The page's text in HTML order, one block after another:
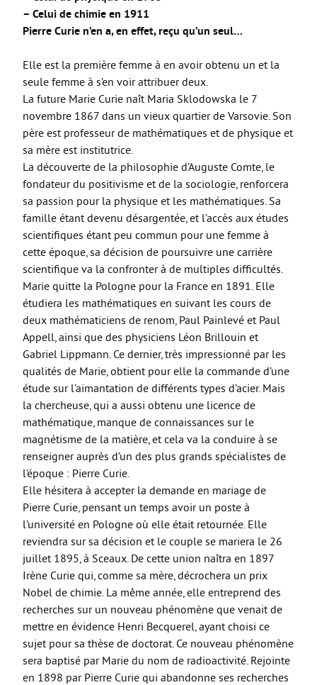
FORMATIONS SUP
BTS CRCI
BTS CRSA
BTS ELT
BTS MTE (ancien MCI)
DN MADE CM
DN MADE DP
MC Mécatronique Navale
PCSI/PSI-PC
PTSI/PT
APPRENTISSAGE
INFOS
VEILLE PÉDAGOGIQUE
COOPÉRATIVE PÉDAGOGIQUE NUMÉRIQUE
– Celui de chimie en 1911
Pierre Curie n’en a, en effet, reçu qu’un seul…
Elle est la première femme à en avoir obtenu un et la
seule femme à s’en voir attribuer deux.
La future Marie Curie naît Maria Sklodowska le 7
novembre 1867 dans un vieux quartier de Varsovie. Son
père est professeur de mathématiques et de physique et
sa mère est institutrice.
La découverte de la philosophie d’Auguste Comte, le
fondateur du positivisme et de la sociologie, renforcera
sa passion pour la physique et les mathématiques. Sa
famille étant devenu désargentée, et l’accès aux études
scientifiques étant peu commun pour une femme à
cette époque, sa décision de poursuivre une carrière
scientifique va la confronter à de multiples difficultés.
Marie quitte la Pologne pour la France en 1891. Elle
étudiera les mathématiques en suivant les cours de
deux mathématiciens de renom, Paul Painlevé et Paul
Appell, ainsi que des physiciens Léon Brillouin et
Gabriel Lippmann. Ce dernier, très impressionné par les
qualités de Marie, obtient pour elle la commande d’une
étude sur l’aimantation de différents types d’acier. Mais
la chercheuse, qui a aussi obtenu une licence de
mathématique, manque de connaissances sur le
magnétisme de la matière, et cela va la conduire à se
renseigner auprès d’un des plus grands spécialistes de
l’époque : Pierre Curie.
Elle hésitera à accepter la demande en mariage de
Pierre Curie, pensant un temps avoir un poste à
l’université en Pologne où elle était retournée. Elle
reviendra sur sa décision et le couple se mariera le 26
juillet 1895, à Sceaux. De cette union naîtra en 1897
Irène Curie qui, comme sa mère, décrochera un prix
Nobel de chimie. La même année, elle entreprend des
recherches sur un nouveau phénomène que venait de
mettre en évidence Henri Becquerel, ayant choisi ce
sujet pour sa thèse de doctorat. Ce nouveau phénomène
sera baptisé par Marie du nom de radioactivité. Rejointe
en 1898 par Pierre Curie qui abandonne ses recherches